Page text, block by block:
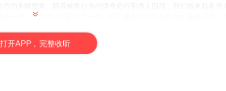
一样，虽然回报不能决定一切，却是直观反应我们能力的重要因素，在
所以本书的目的就是教我们正确掌握销售中的心理学，锤炼自己的能
打开APP，完整收听